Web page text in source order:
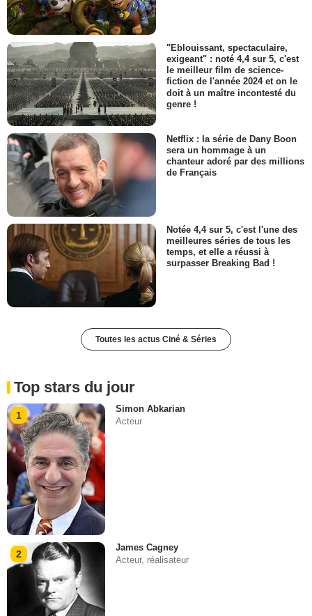
"Eblouissant, spectaculaire,
exigeant" : noté 4,4 sur 5, c'est
le meilleur film de science-
fiction de l'année 2024 et on le
doit à un maître incontesté du
genre !
Netflix : la série de Dany Boon
sera un hommage à un
chanteur adoré par des millions
de Français
Notée 4,4 sur 5, c'est l'une des
meilleures séries de tous les
temps, et elle a réussi à
surpasser Breaking Bad !
Toutes les actus Ciné & Séries
Top stars du jour
1
Simon Abkarian
Acteur
2
James Cagney
Acteur, réalisateur